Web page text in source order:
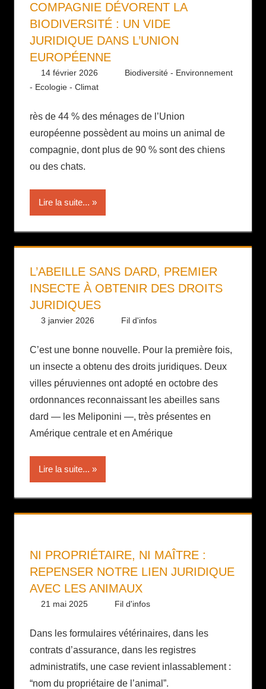
COMPAGNIE DÉVORENT LA
BIODIVERSITÉ : UN VIDE
JURIDIQUE DANS L’UNION
EUROPÉENNE
14 février 2026 Daniel
Biodiversité - Environnement
- Ecologie - Climat
rès de 44 % des ménages de l’Union
européenne possèdent au moins un animal de
compagnie, dont plus de 90 % sont des chiens
ou des chats.
Lire la suite...
L’ABEILLE SANS DARD, PREMIER
INSECTE À OBTENIR DES DROITS
JURIDIQUES
3 janvier 2026 Daniel
Fil d'infos
C’est une bonne nouvelle. Pour la première fois,
un insecte a obtenu des droits juridiques. Deux
villes péruviennes ont adopté en octobre des
ordonnances reconnaissant les abeilles sans
dard — les Meliponini —, très présentes en
Amérique centrale et en Amérique
Lire la suite...
NI PROPRIÉTAIRE, NI MAÎTRE :
REPENSER NOTRE LIEN JURIDIQUE
AVEC LES ANIMAUX
21 mai 2025 Daniel
Fil d'infos
Dans les formulaires vétérinaires, dans les
contrats d’assurance, dans les registres
administratifs, une case revient inlassablement :
“nom du propriétaire de l’animal”.